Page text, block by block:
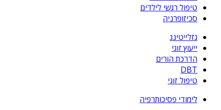
טיפול רגשי לילדים
סכיזופרניה
גזלייטינג
ייעוץ זוגי
הדרכת הורים
DBT
טיפול זוגי
לימודי פסיכותרפיה